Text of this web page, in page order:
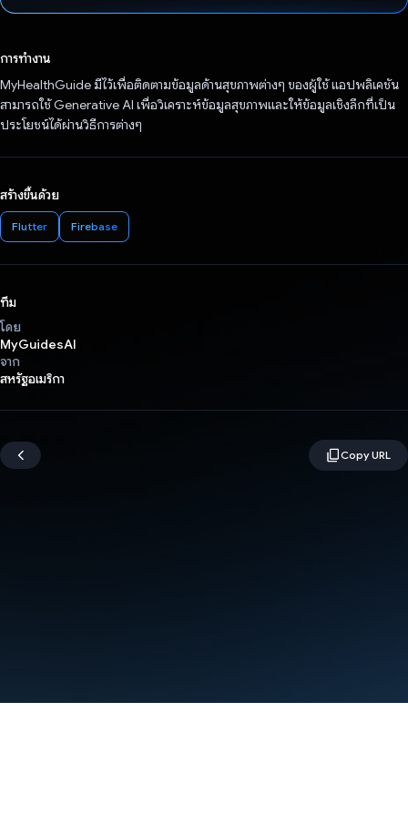
การทำงาน
MyHealthGuide มีไว้เพื่อติดตามข้อมูลด้านสุขภาพต่างๆ ของผู้ใช้ แอปพลิเคชัน
สามารถใช้ Generative AI เพื่อวิเคราะห์ข้อมูลสุขภาพและให้ข้อมูลเชิงลึกที่เป็น
ประโยชน์ได้ผ่านวิธีการต่างๆ
สร้างขึ้นด้วย
Flutter Firebase
ทีม
โดย
MyGuidesAI
จาก
สหรัฐอเมริกา